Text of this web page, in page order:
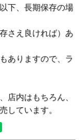
下、長期保存の場
さえ良ければ）あ
ありますので、ラ
店内はもちろん、
しています。